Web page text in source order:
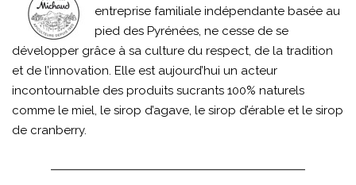
entreprise familiale indépendante basée au
pied des Pyrénées, ne cesse de se
développer grâce à sa culture du respect, de la tradition
et de l’innovation. Elle est aujourd’hui un acteur
incontournable des produits sucrants 100% naturels
comme le miel, le sirop d’agave, le sirop d’érable et le sirop
de cranberry.